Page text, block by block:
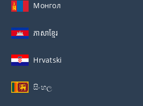
Монгол
ភាសាខ្មែរ
Hrvatski
සිංහල